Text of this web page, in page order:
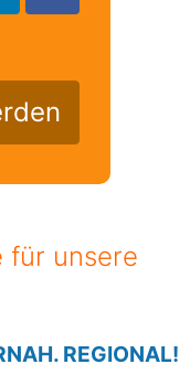
für unsere
REGIONAL!